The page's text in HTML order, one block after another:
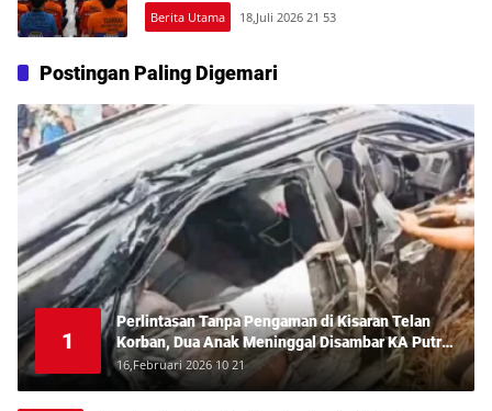
Berita Utama 18,Juli 2026 21 53
Postingan Paling Digemari
1
Perlintasan Tanpa Pengaman di Kisaran Telan
Korban, Dua Anak Meninggal Disambar KA Putri
Deli
16,Februari 2026 10 21